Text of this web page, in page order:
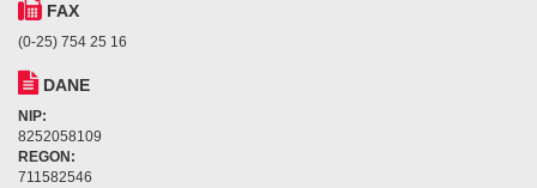
FAX
(0-25) 754 25 16
DANE
NIP:
8252058109
REGON:
711582546